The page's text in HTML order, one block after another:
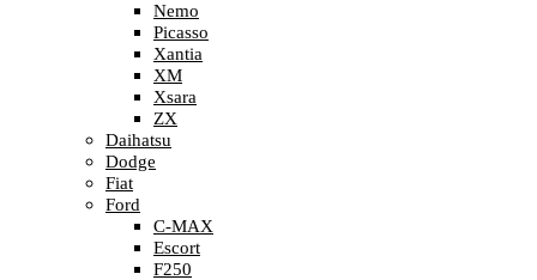
Nemo
Picasso
Xantia
XM
Xsara
ZX
Daihatsu
Dodge
Fiat
Ford
C-MAX
Escort
F250